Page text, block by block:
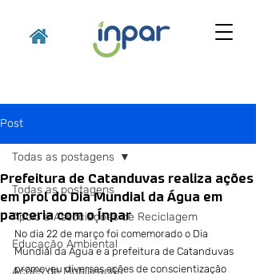
Post
Todas as postagens
Apoio a Associações de Reciclagem
Educação Ambiental
Ações de Mobilização
Todas as postagens
Prefeitura de Catanduvas realiza ações
em prol do Dia Mundial da Água em
parceria com o Ínpar
No dia 22 de março foi comemorado o Dia
Mundial da Água e a prefeitura de Catanduvas
promoveu diversas ações de conscientização